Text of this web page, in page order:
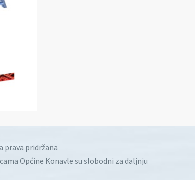
prava pridržana
Općine Konavle su slobodni za daljnju